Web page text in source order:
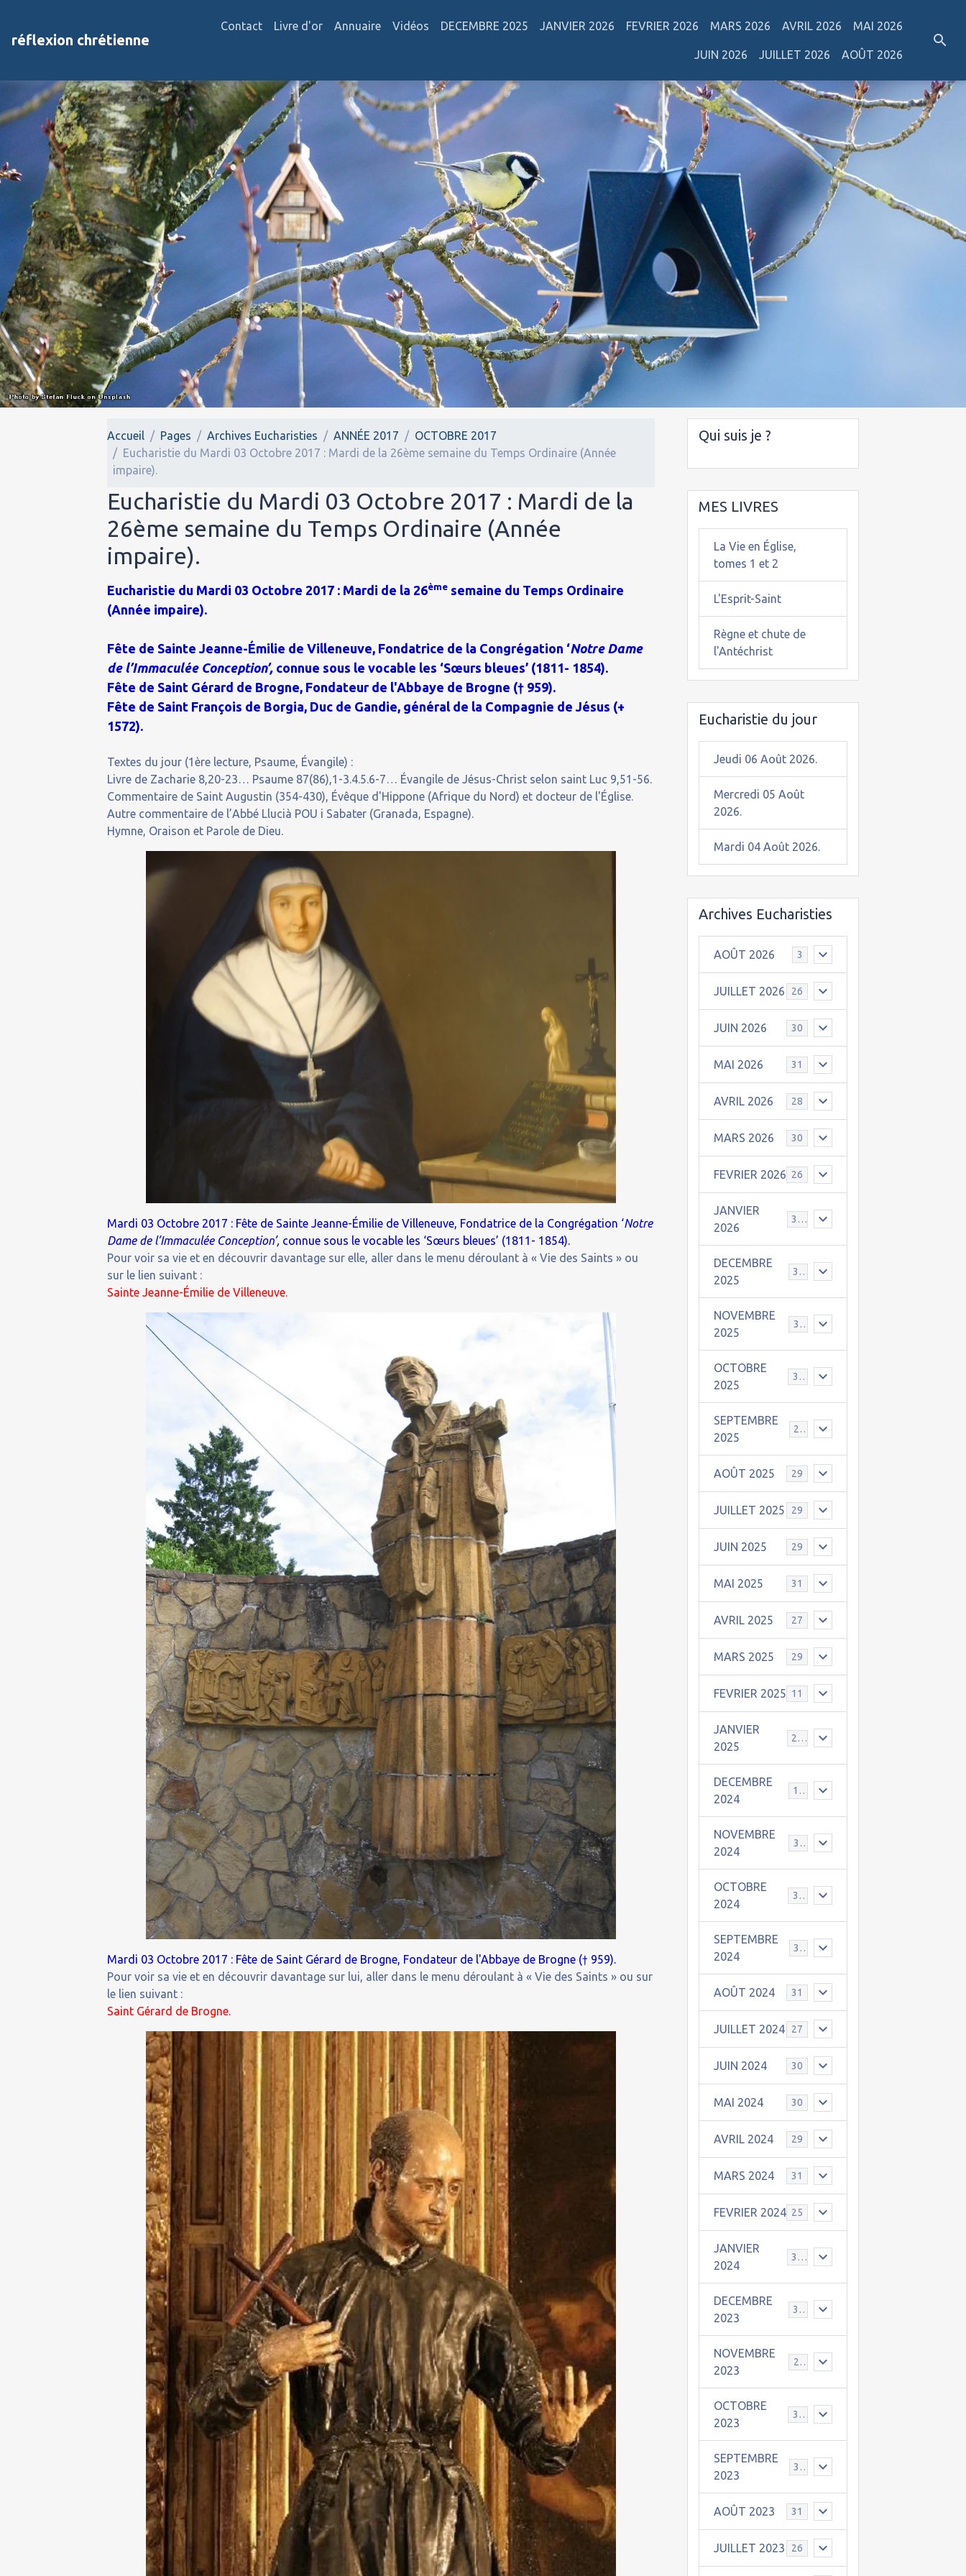
réflexion chrétienne
Contact Livre d'or Annuaire Vidéos DECEMBRE 2025 JANVIER 2026 FEVRIER 2026 MARS 2026 AVRIL 2026 MAI 2026
JUIN 2026 JUILLET 2026 AOÛT 2026
Accueil Pages Archives Eucharisties ANNÉE 2017
OCTOBRE 2017
Eucharistie du Mardi 03 Octobre 2017 : Mardi de la 26ème semaine du Temps Ordinaire (Année
impaire).
Eucharistie du Mardi 03 Octobre 2017 : Mardi de la
26ème semaine du Temps Ordinaire (Année
impaire).
Eucharistie du Mardi 03 Octobre 2017 : Mardi de la 26ème semaine du Temps Ordinaire
(Année impaire).
Fête de Sainte Jeanne-Émilie de Villeneuve, Fondatrice de la Congrégation ‘Notre Dame
de l’Immaculée Conception’, connue sous le vocable les ‘Sœurs bleues’ (1811- 1854).
Fête de Saint Gérard de Brogne, Fondateur de l'Abbaye de Brogne († 959).
Fête de Saint François de Borgia, Duc de Gandie, général de la Compagnie de Jésus (+
1572).
Textes du jour (1ère lecture, Psaume, Évangile) :
Livre de Zacharie 8,20-23… Psaume 87(86),1-3.4.5.6-7… Évangile de Jésus-Christ selon saint Luc 9,51-56.
Commentaire de Saint Augustin (354-430), Évêque d'Hippone (Afrique du Nord) et docteur de l'Église.
Autre commentaire de l’Abbé Llucià POU i Sabater (Granada, Espagne).
Hymne, Oraison et Parole de Dieu.
Mardi 03 Octobre 2017 : Fête de Sainte Jeanne-Émilie de Villeneuve, Fondatrice de la Congrégation ‘Notre
Dame de l’Immaculée Conception’, connue sous le vocable les ‘Sœurs bleues’ (1811- 1854).
Pour voir sa vie et en découvrir davantage sur elle, aller dans le menu déroulant à « Vie des Saints » ou
sur le lien suivant :
Sainte Jeanne-Émilie de Villeneuve.
Mardi 03 Octobre 2017 : Fête de Saint Gérard de Brogne, Fondateur de l'Abbaye de Brogne († 959).
Pour voir sa vie et en découvrir davantage sur lui, aller dans le menu déroulant à « Vie des Saints » ou sur
le lien suivant :
Saint Gérard de Brogne.
Qui suis je ?
MES LIVRES
La Vie en Église,
tomes 1 et 2
L'Esprit-Saint
Règne et chute de
l'Antéchrist
Eucharistie du jour
Jeudi 06 Août 2026.
Mercredi 05 Août
2026.
Mardi 04 Août 2026.
Archives Eucharisties
AOÛT 2026 3
JUILLET 2026 26
JUIN 2026 30
MAI 2026 31
AVRIL 2026 28
MARS 2026 30
FEVRIER 2026 26
JANVIER
2026
31
DECEMBRE
2025
30
NOVEMBRE
2025
30
OCTOBRE
2025
31
SEPTEMBRE
2025
25
AOÛT 2025 29
JUILLET 2025 29
JUIN 2025 29
MAI 2025 31
AVRIL 2025 27
MARS 2025 29
FEVRIER 2025 11
JANVIER
2025
25
DECEMBRE
2024
19
NOVEMBRE
2024
30
OCTOBRE
2024
31
SEPTEMBRE
2024
30
AOÛT 2024 31
JUILLET 2024 27
JUIN 2024 30
MAI 2024 30
AVRIL 2024 29
MARS 2024 31
FEVRIER 2024 25
JANVIER
2024
30
DECEMBRE
2023
31
NOVEMBRE
2023
24
OCTOBRE
2023
31
SEPTEMBRE
2023
30
AOÛT 2023 31
JUILLET 2023 26